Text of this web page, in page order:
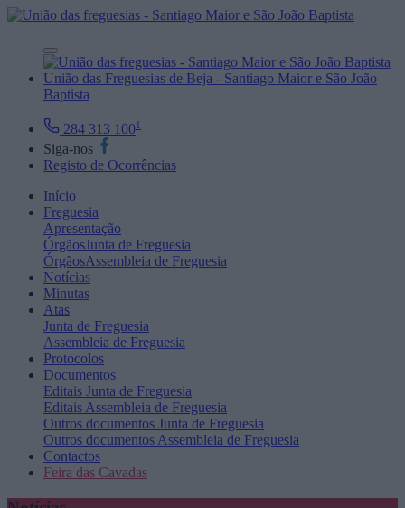
União das Freguesias de Beja - Santiago Maior e São João
Baptista
284 313 1001
Siga-nos
Registo de Ocorrências
Início
Freguesia
Apresentação
ÓrgãosJunta de Freguesia
ÓrgãosAssembleia de Freguesia
Notícias
Minutas
Atas
Junta de Freguesia
Assembleia de Freguesia
Protocolos
Documentos
Editais Junta de Freguesia
Editais Assembleia de Freguesia
Outros documentos Junta de Freguesia
Outros documentos Assembleia de Freguesia
Contactos
Feira das Cavadas